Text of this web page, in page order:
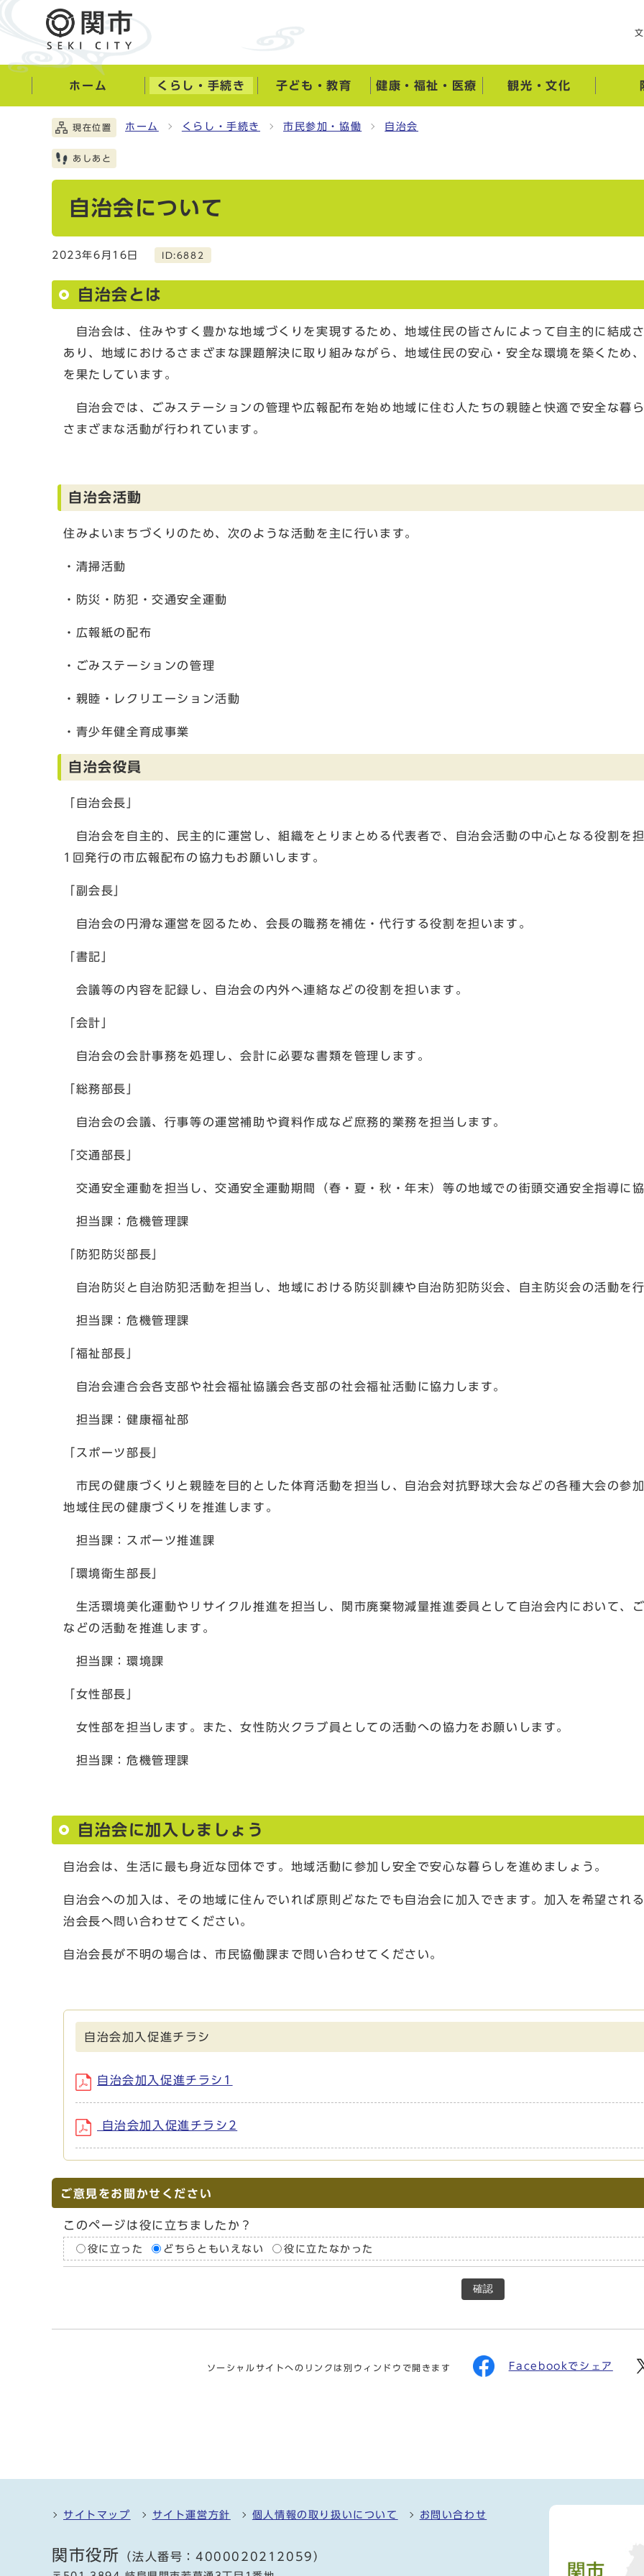
ホーム くらし・手続き 子ども・教育 健康・福祉・医療 観光・文化
現在位置 ホーム くらし・手続き 市民参加・協働 自治会
あしあと
自治会について
2023年6月16日 ID:6882
自治会とは
自治会は、住みやすく豊かな地域づくりを実現するため、地域住民の皆さんによって自主的に結成
あり、地域におけるさまざまな課題解決に取り組みながら、地域住民の安心・安全な環境を築くため
を果たしています。
自治会では、ごみステーションの管理や広報配布を始め地域に住む人たちの親睦と快適で安全な暮ら
さまざまな活動が行われています。
自治会活動
住みよいまちづくりのため、次のような活動を主に行います。
・清掃活動
・防災・防犯・交通安全運動
・広報紙の配布
・ごみステーションの管理
・親睦・レクリエーション活動
・青少年健全育成事業
自治会役員
「自治会長」
自治会を自主的、民主的に運営し、組織をとりまとめる代表者で、自治会活動の中心となる役割を
1回発行の市広報配布の協力もお願いします。
「副会長」
自治会の円滑な運営を図るため、会長の職務を補佐・代行する役割を担います。
「書記」
会議等の内容を記録し、自治会の内外へ連絡などの役割を担います。
「会計」
自治会の会計事務を処理し、会計に必要な書類を管理します。
「総務部長」
自治会の会議、行事等の運営補助や資料作成など庶務的業務を担当します。
「交通部長」
交通安全運動を担当し、交通安全運動期間（春・夏・秋・年末）等の地域での街頭交通安全指導に協
担当課：危機管理課
「防犯防災部長」
自治防災と自治防犯活動を担当し、地域における防災訓練や自治防犯防災会、自主防災会の活動を行
担当課：危機管理課
「福祉部長」
自治会連合会各支部や社会福祉協議会各支部の社会福祉活動に協力します。
担当課：健康福祉部
「スポーツ部長」
市民の健康づくりと親睦を目的とした体育活動を担当し、自治会対抗野球大会などの各種大会の参加
地域住民の健康づくりを推進します。
担当課：スポーツ推進課
「環境衛生部長」
生活環境美化運動やリサイクル推進を担当し、関市廃棄物減量推進委員として自治会内において、
などの活動を推進します。
担当課：環境課
「女性部長」
女性部を担当します。また、女性防火クラブ員としての活動への協力をお願いします。
担当課：危機管理課
自治会に加入しましょう
自治会は、生活に最も身近な団体です。地域活動に参加し安全で安心な暮らしを進めましょう。
自治会への加入は、その地域に住んでいれば原則どなたでも自治会に加入できます。加入を希望され
治会長へ問い合わせてください。
自治会長が不明の場合は、市民協働課まで問い合わせてください。
自治会加入促進チラシ
自治会加入促進チラシ1
自治会加入促進チラシ2
ご意見をお聞かせください
このページは役に立ちましたか？
役に立った どちらともいえない 役に立たなかった
確認
ソーシャルサイトへのリンクは別ウィンドウで開きます Facebookでシェア
サイトマップ サイト運営方針 個人情報の取り扱いについて お問い合わせ
関市役所 （法人番号：4000020212059）